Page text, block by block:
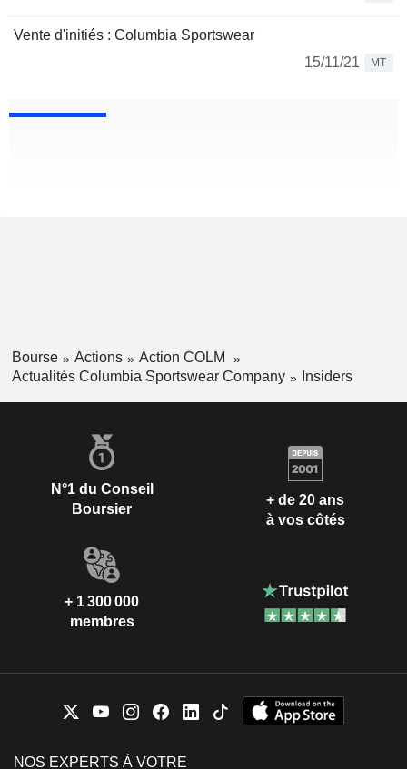
Vente d'initiés : Columbia Sportswear
15/11/21
MT
Bourse Actions
Action COLM
Actualités Columbia Sportswear Company
Insiders
N°1 du Conseil
Boursier
+ de 20 ans
à vos côtés
+ 1 300 000
membres
NOS EXPERTS À VOTRE